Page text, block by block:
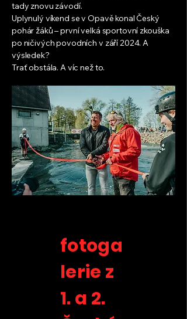
tady znovu závodí.
Uplynulý víkend se v Opavě konal Český
pohár žáků – první velká sportovní zkouška
po ničivých povodních v září 2024. A
výsledek?
Trať obstála. A víc než to.
fotoga
lerie z
1. a 2.